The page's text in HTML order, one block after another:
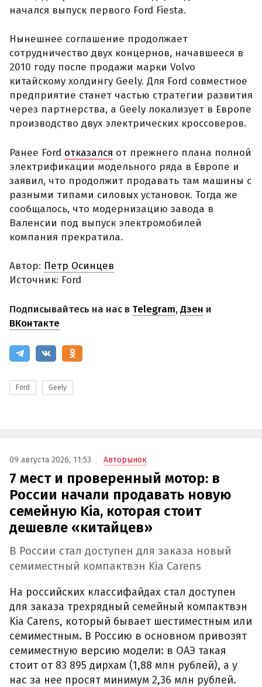
начался выпуск первого Ford Fiesta.
Нынешнее соглашение продолжает
сотрудничество двух концернов, начавшееся в
2010 году после продажи марки Volvo
китайскому холдингу Geely. Для Ford совместное
предприятие станет частью стратегии развития
через партнерства, а Geely локализует в Европе
производство двух электрических кроссоверов.
Ранее Ford отказался от прежнего плана полной
электрификации модельного ряда в Европе и
заявил, что продолжит продавать там машины с
разными типами силовых установок. Тогда же
сообщалось, что модернизацию завода в
Валенсии под выпуск электромобилей
компания прекратила.
Автор: Петр Осинцев
Источник: Ford
Подписывайтесь на нас в Telegram,Дзен и
ВКонтакте
Ford Geely
09 августа 2026, 11:53 Авторынок
7 мест и проверенный мотор: в
России начали продавать новую
семейную Kia, которая стоит
дешевле «китайцев»
В России стал доступен для заказа новый
семиместный компактвэн Kia Carens
На российских классифайдах стал доступен
для заказа трехрядный семейный компактвэн
Kia Carens, который бывает шестиместным или
семиместным. В Россию в основном привозят
семиместную версию модели: в ОАЭ такая
стоит от 83 895 дирхам (1,88 млн рублей), а у
нас за нее просят минимум 2,36 млн рублей.